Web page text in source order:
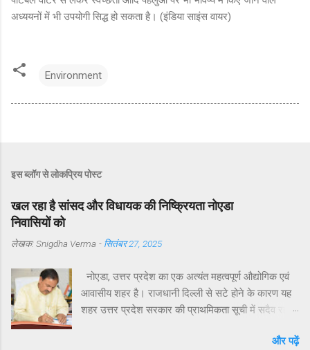
अध्ययनों में भी उपयोगी सिद्ध हो सकता है। (इंडिया साइंस वायर)
Environment
इस ब्लॉग से लोकप्रिय पोस्ट
खल रहा है सांसद और विधायक की निष्क्रियता नोएडा
निवासियों को
लेखक: Snigdha Verma - सितंबर 27, 2025
नोएडा, उत्तर प्रदेश का एक अत्यंत महत्वपूर्ण औद्योगिक एवं
आवासीय शहर है। राजधानी दिल्ली से सटे होने के कारण यह
शहर उत्तर प्रदेश सरकार की प्राथमिकता सूची में सदैव रहा
विगत वर्षों में नोएडा, ग्रेटर नोएडा और यमुना एक्सप्रेसवे क्षेत्रों
और पढ़ें